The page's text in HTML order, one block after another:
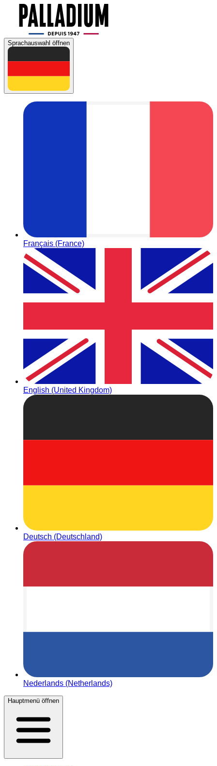
Sprachauswahl öffnen
Français (France)
English (United Kingdom)
Deutsch (Deutschland)
Nederlands (Netherlands)
Hauptmenü öffnen